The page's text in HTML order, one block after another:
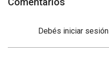
Debés iniciar sesión